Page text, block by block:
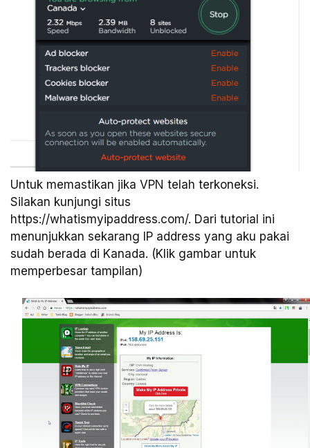
Untuk memastikan jika VPN telah terkoneksi.
Silakan kunjungi situs
https://whatismyipaddress.com/. Dari tutorial ini
menunjukkan sekarang IP address yang aku pakai
sudah berada di Kanada. (Klik gambar untuk
memperbesar tampilan)